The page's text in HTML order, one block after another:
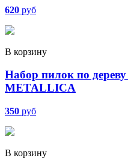
620 руб
В корзину
Набор пилок по
METALLICA
350 руб
В корзину